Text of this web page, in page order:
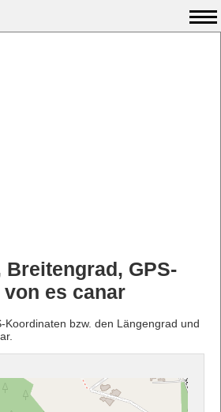
Breitengrad, GPS-
es canar
Koordinaten bzw. den Längengrad und